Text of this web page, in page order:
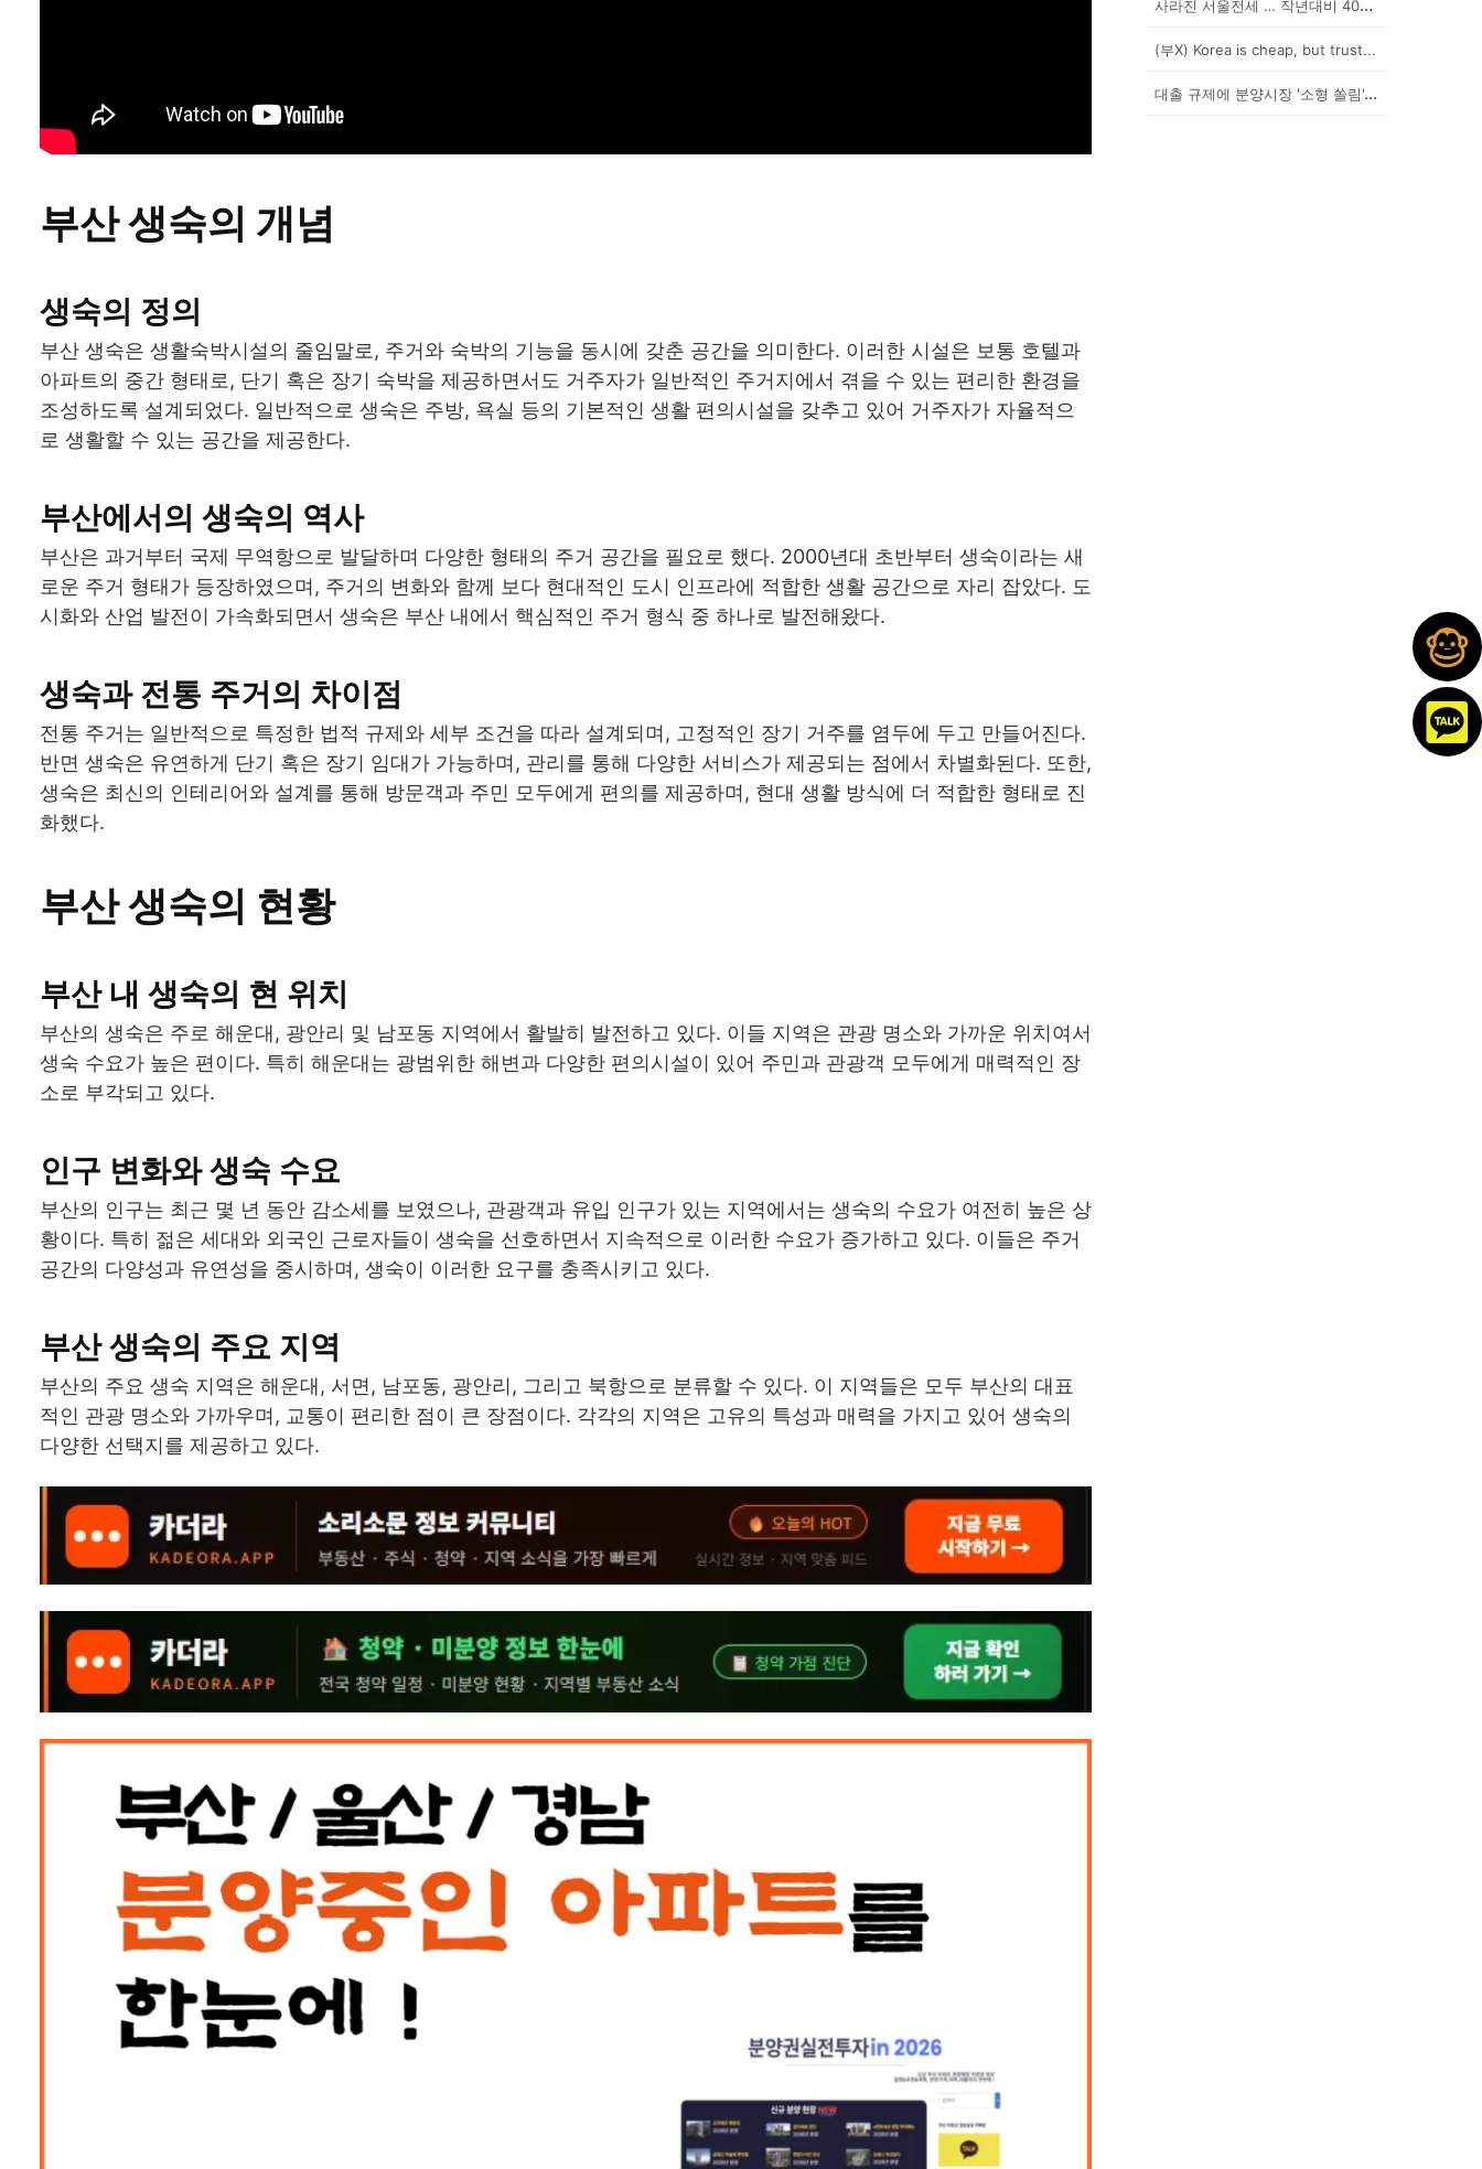
부산 생숙의 개념
생숙의 정의
부산 생숙은 생활숙박시설의 줄임말로, 주거와 숙박의 기능을 동시에 갖춘 공간을 의미한다. 이러한 시설은 보통 호텔과
아파트의 중간 형태로, 단기 혹은 장기 숙박을 제공하면서도 거주자가 일반적인 주거지에서 겪을 수 있는 편리한 환경을
조성하도록 설계되었다. 일반적으로 생숙은 주방, 욕실 등의 기본적인 생활 편의시설을 갖추고 있어 거주자가 자율적으
로 생활할 수 있는 공간을 제공한다.
부산에서의 생숙의 역사
부산은 과거부터 국제 무역항으로 발달하며 다양한 형태의 주거 공간을 필요로 했다. 2000년대 초반부터 생숙이라는 새
로운 주거 형태가 등장하였으며, 주거의 변화와 함께 보다 현대적인 도시 인프라에 적합한 생활 공간으로 자리 잡았다. 도
시화와 산업 발전이 가속화되면서 생숙은 부산 내에서 핵심적인 주거 형식 중 하나로 발전해왔다.
생숙과 전통 주거의 차이점
전통 주거는 일반적으로 특정한 법적 규제와 세부 조건을 따라 설계되며, 고정적인 장기 거주를 염두에 두고 만들어진다.
반면 생숙은 유연하게 단기 혹은 장기 임대가 가능하며, 관리를 통해 다양한 서비스가 제공되는 점에서 차별화된다. 또한,
생숙은 최신의 인테리어와 설계를 통해 방문객과 주민 모두에게 편의를 제공하며, 현대 생활 방식에 더 적합한 형태로 진
화했다.
부산 생숙의 현황
부산 내 생숙의 현 위치
부산의 생숙은 주로 해운대, 광안리 및 남포동 지역에서 활발히 발전하고 있다. 이들 지역은 관광 명소와 가까운 위치여서
생숙 수요가 높은 편이다. 특히 해운대는 광범위한 해변과 다양한 편의시설이 있어 주민과 관광객 모두에게 매력적인 장
소로 부각되고 있다.
인구 변화와 생숙 수요
부산의 인구는 최근 몇 년 동안 감소세를 보였으나, 관광객과 유입 인구가 있는 지역에서는 생숙의 수요가 여전히 높은 상
황이다. 특히 젊은 세대와 외국인 근로자들이 생숙을 선호하면서 지속적으로 이러한 수요가 증가하고 있다. 이들은 주거
공간의 다양성과 유연성을 중시하며, 생숙이 이러한 요구를 충족시키고 있다.
부산 생숙의 주요 지역
부산의 주요 생숙 지역은 해운대, 서면, 남포동, 광안리, 그리고 북항으로 분류할 수 있다. 이 지역들은 모두 부산의 대표
적인 관광 명소와 가까우며, 교통이 편리한 점이 큰 장점이다. 각각의 지역은 고유의 특성과 매력을 가지고 있어 생숙의
다양한 선택지를 제공하고 있다.
사라진 서울전세 … 작년대비 40% '뚝'
(부X) Korea is cheap, but trust...
대출 규제에 분양시장 '소형 쏠림'…20평 이하 경쟁률...